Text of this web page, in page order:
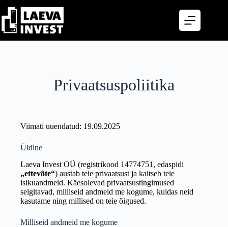
content
Privaatsuspoliitika
Viimati uuendatud: 19.09.2025
Üldine
Laeva Invest OÜ (registrikood 14774751, edaspidi
„ettevõte“) austab teie privaatsust ja kaitseb teie
isikuandmeid. Käesolevad privaatsustingimused
selgitavad, milliseid andmeid me kogume, kuidas neid
kasutame ning millised on teie õigused.
Milliseid andmeid me kogume